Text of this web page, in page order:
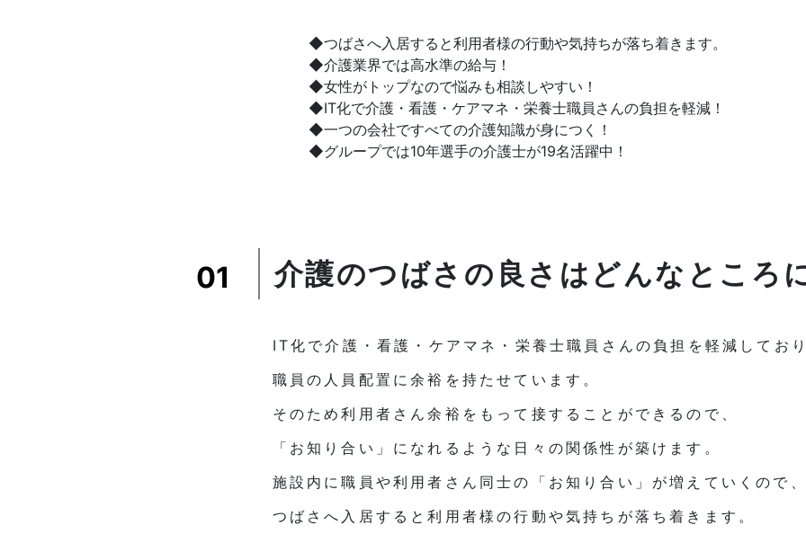
◆つばさへ入居すると利用者様の行動や気持ちが落ち着きます。
◆介護業界では高水準の給与！
◆女性がトップなので悩みも相談しやすい！
◆IT化で介護・看護・ケアマネ・栄養士職員さんの負担を軽減！
◆一つの会社ですべての介護知識が身につく！
◆グループでは10年選手の介護士が19名活躍中！
01 介護のつばさの良さはどんなところ
IT化で介護・看護・ケアマネ・栄養士職員さんの負担を軽減してお
職員の人員配置に余裕を持たせています。
そのため利用者さん余裕をもって接することができるので、
「お知り合い」になれるような日々の関係性が築けます。
施設内に職員や利用者さん同士の「お知り合い」が増えていくので
つばさへ入居すると利用者様の行動や気持ちが落ち着きます。